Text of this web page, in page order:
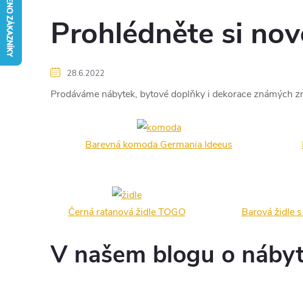
Prohlédněte si
28.6.2022
Prodáváme nábytek, bytové doplňky i dekorace známých
Barevná komoda Germania Ideeus
Černá ratanová židle TOGO Barová židle
V našem blogu o